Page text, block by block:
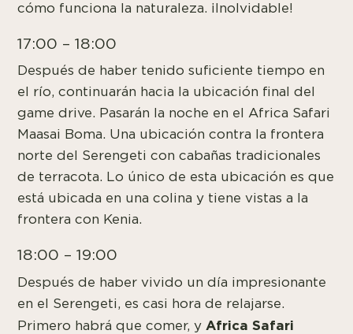
cómo funciona la naturaleza. ¡Inolvidable!
17:00 – 18:00
Después de haber tenido suficiente tiempo en
el río, continuarán hacia la ubicación final del
game drive. Pasarán la noche en el Africa Safari
Maasai Boma. Una ubicación contra la frontera
norte del Serengeti con cabañas tradicionales
de terracota. Lo único de esta ubicación es que
está ubicada en una colina y tiene vistas a la
frontera con Kenia.
18:00 – 19:00
Después de haber vivido un día impresionante
en el Serengeti, es casi hora de relajarse.
Primero habrá que comer, y Africa Safari